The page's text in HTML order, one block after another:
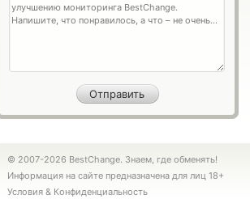
© 2007-2026 BestChange. Знаем, где обменять!
Информация на сайте предназначена для лиц 18+
Условия & Конфиденциальность